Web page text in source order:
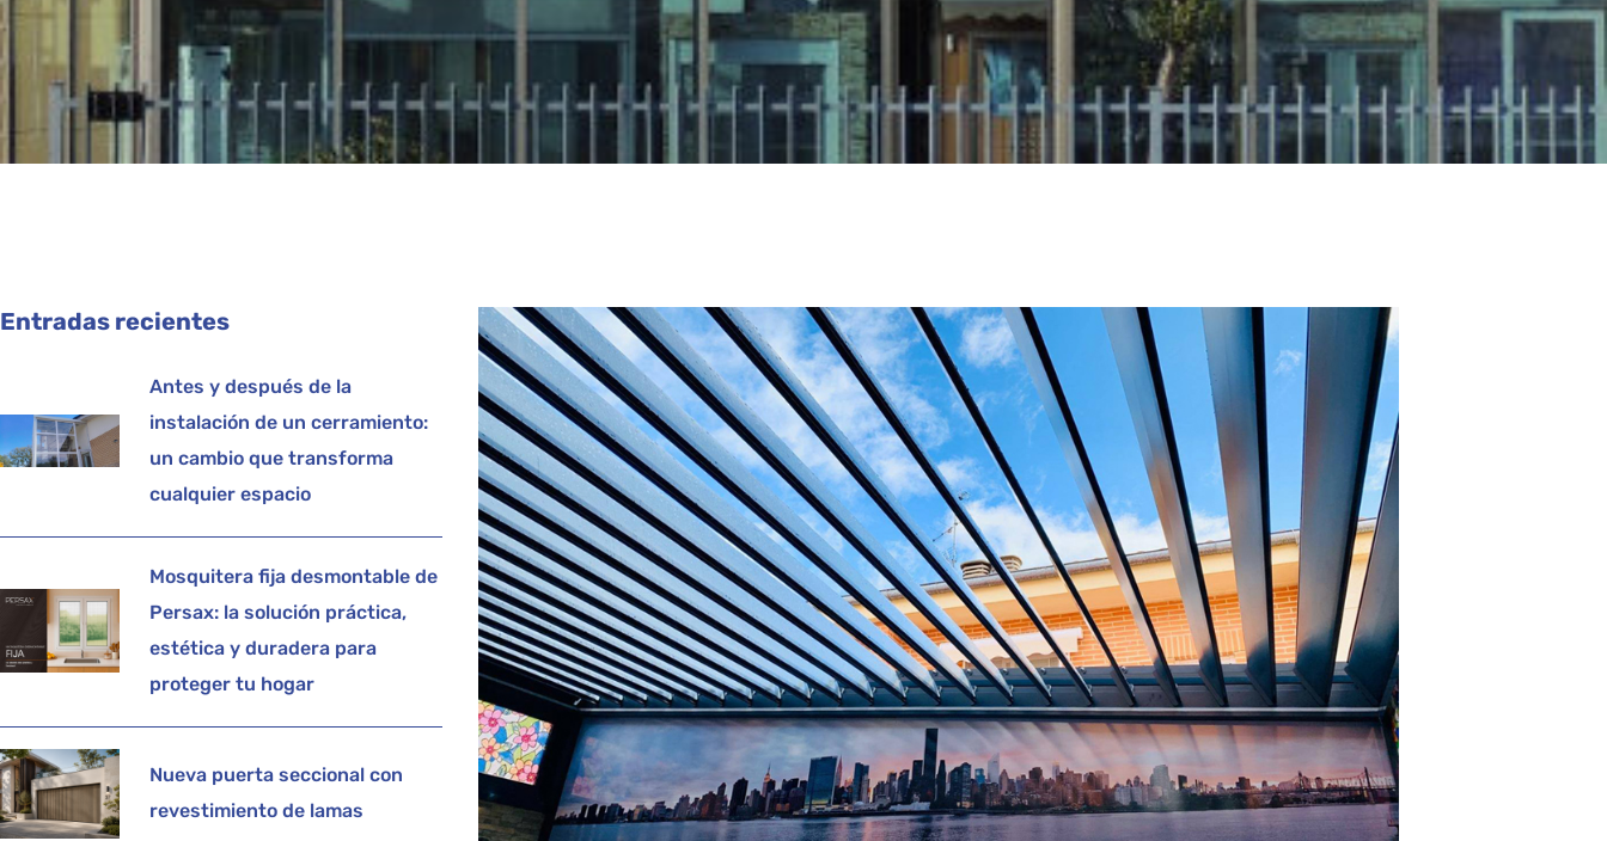
Entradas recientes
Antes y después de la
instalación de un cerramiento:
un cambio que transforma
cualquier espacio
Mosquitera fija desmontable de
Persax: la solución práctica,
estética y duradera para
proteger tu hogar
Nueva puerta seccional con
revestimiento de lamas